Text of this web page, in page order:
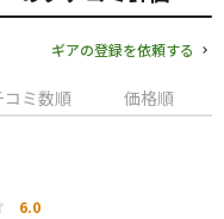
ギアの登録を依頼する
コミ数順 価格順
6.0